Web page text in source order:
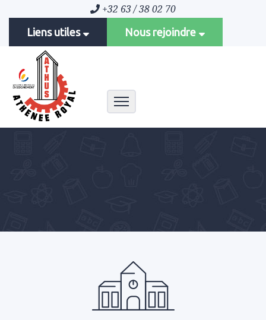
+32 63 / 38 02 70
Liens utiles Nous rejoindre
Toggle navigation